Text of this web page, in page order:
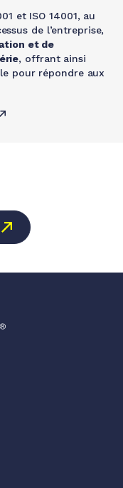
et ISO 14001, au
de l’entreprise,
et de
, offrant ainsi
pour répondre aux